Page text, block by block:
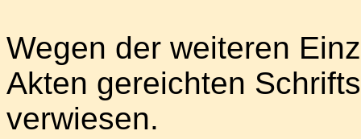
Wegen der weiteren
Akten gereichten
verwiesen.